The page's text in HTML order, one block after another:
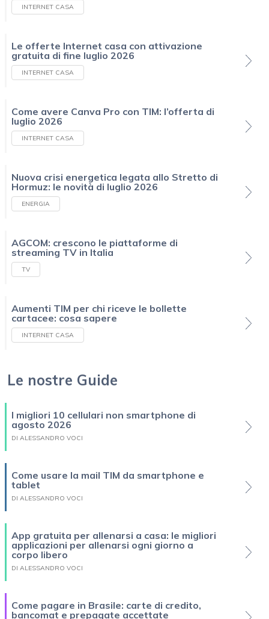
INTERNET CASA
Le offerte Internet casa con attivazione
gratuita di fine luglio 2026
INTERNET CASA
Come avere Canva Pro con TIM: l’offerta di
luglio 2026
INTERNET CASA
Nuova crisi energetica legata allo Stretto di
Hormuz: le novità di luglio 2026
ENERGIA
AGCOM: crescono le piattaforme di
streaming TV in Italia
TV
Aumenti TIM per chi riceve le bollette
cartacee: cosa sapere
INTERNET CASA
Le nostre Guide
I migliori 10 cellulari non smartphone di
agosto 2026
DI ALESSANDRO VOCI
Come usare la mail TIM da smartphone e
tablet
DI ALESSANDRO VOCI
App gratuita per allenarsi a casa: le migliori
applicazioni per allenarsi ogni giorno a
corpo libero
DI ALESSANDRO VOCI
Come pagare in Brasile: carte di credito,
bancomat e prepagate accettate